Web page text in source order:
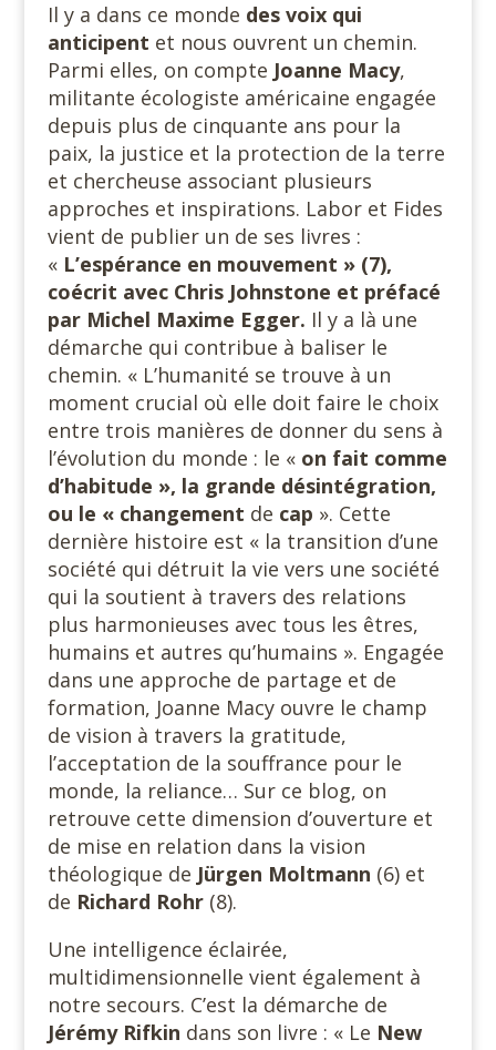
Il y a dans ce monde des voix qui
anticipent et nous ouvrent un chemin.
Parmi elles, on compte Joanne Macy,
militante écologiste américaine engagée
depuis plus de cinquante ans pour la
paix, la justice et la protection de la terre
et chercheuse associant plusieurs
approches et inspirations. Labor et Fides
vient de publier un de ses livres :
« L’espérance en mouvement » (7),
coécrit avec Chris Johnstone et préfacé
par Michel Maxime Egger. Il y a là une
démarche qui contribue à baliser le
chemin. « L’humanité se trouve à un
moment crucial où elle doit faire le choix
entre trois manières de donner du sens à
l’évolution du monde : le « on fait comme
d’habitude », la grande désintégration,
ou le « changement de cap ». Cette
dernière histoire est « la transition d’une
société qui détruit la vie vers une société
qui la soutient à travers des relations
plus harmonieuses avec tous les êtres,
humains et autres qu’humains ». Engagée
dans une approche de partage et de
formation, Joanne Macy ouvre le champ
de vision à travers la gratitude,
l’acceptation de la souffrance pour le
monde, la reliance… Sur ce blog, on
retrouve cette dimension d’ouverture et
de mise en relation dans la vision
théologique de Jürgen Moltmann (6) et
de Richard Rohr(8).
Une intelligence éclairée,
multidimensionnelle vient également à
notre secours. C’est la démarche de
Jérémy Rifkin dans son livre : « Le New